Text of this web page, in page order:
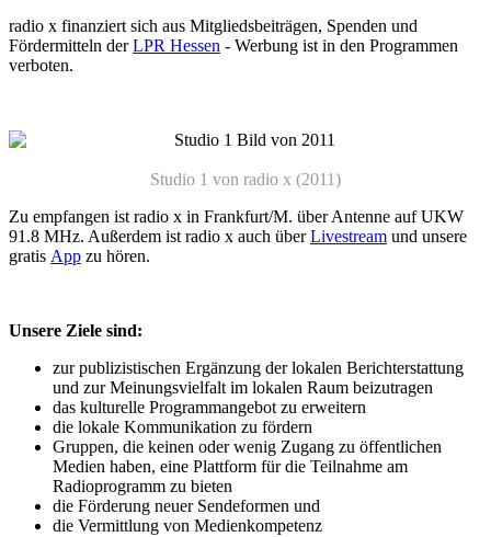
radio x finanziert sich aus Mitgliedsbeiträgen, Spenden und
Fördermitteln derLPR Hessen - Werbung ist in den Programmen
verboten.
Studio 1 von radio x (2011)
Zu empfangen ist radio x in Frankfurt/M. über Antenne auf UKW
91.8 MHz. Außerdem ist radio x auch überLivestream und unsere
gratis App zu hören.
Unsere Ziele sind:
zur publizistischen Ergänzung der lokalen Berichterstattung
und zur Meinungsvielfalt im lokalen Raum beizutragen
das kulturelle Programmangebot zu erweitern
die lokale Kommunikation zu fördern
Gruppen, die keinen oder wenig Zugang zu öffentlichen
Medien haben, eine Plattform für die Teilnahme am
Radioprogramm zu bieten
die Förderung neuer Sendeformen und
die Vermittlung von Medienkompetenz